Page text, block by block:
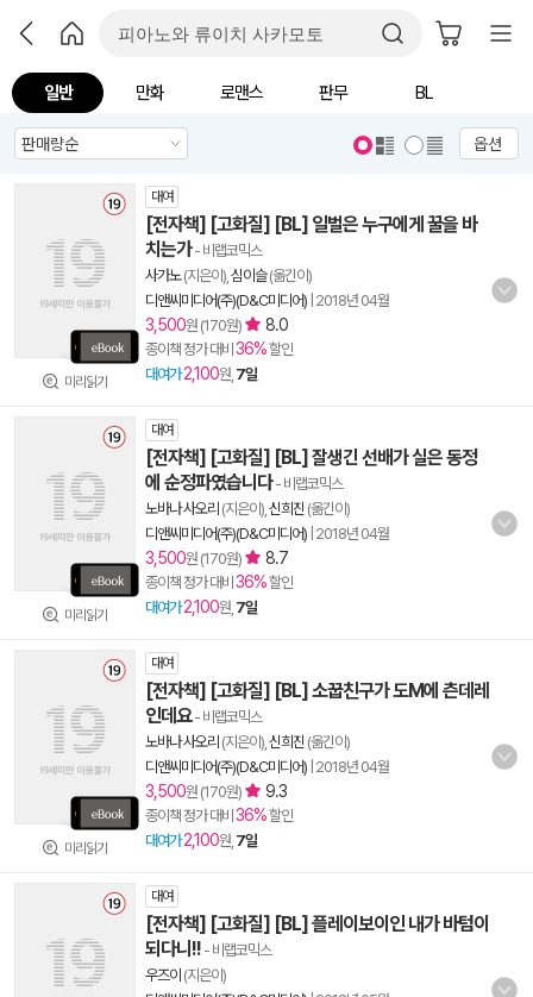
일반 만화 로맨스 판무 BL
옵션
미리읽기
대여
[전자책] [고화질] [BL] 일벌은 누구에게 꿀을 바
치는가- 비랩코믹스
사가노(지은이), 심이슬(옮긴이)
디앤씨미디어(주)(D&C미디어) 2018년 04월
3,500원 (170원) 8.0
종이책 정가 대비 36%할인
대여가 2,100원, 7일
미리읽기
대여
[전자책] [고화질] [BL] 잘생긴 선배가 실은 동정
에 순정파였습니다- 비랩코믹스
노바나 사오리 (지은이), 신희진 (옮긴이)
디앤씨미디어(주)(D&C미디어) 2018년 04월
3,500원 (170원) 8.7
종이책 정가 대비 36%할인
대여가 2,100원, 7일
미리읽기
대여
[전자책] [고화질] [BL] 소꿉친구가 도M에 츤데레
인데요- 비랩코믹스
노바나 사오리 (지은이), 신희진 (옮긴이)
디앤씨미디어(주)(D&C미디어) 2018년 04월
3,500원 (170원) 9.3
종이책 정가 대비 36%할인
대여가 2,100원, 7일
대여
[전자책] [고화질] [BL] 플레이보이인 내가 바텀이
되다니!! - 비랩코믹스
우즈이 (지은이)